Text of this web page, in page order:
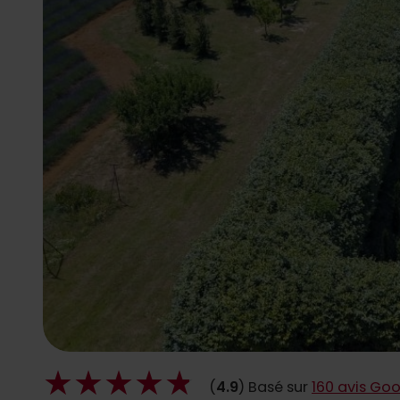
(4.9) Basé sur160 avis